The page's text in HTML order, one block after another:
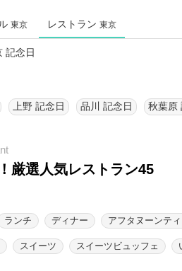
東京 レストラン 東京
記念日
上野 記念日 品川 記念日 秋葉原
厳選人気レストラン45
ランチ ディナー アフタヌーンテ
スイーツ スイーツビュッフェ